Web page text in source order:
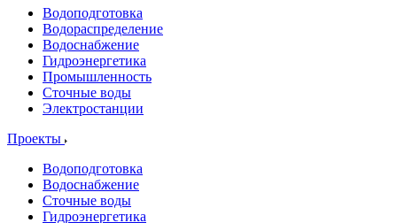
Водоподготовка
Водораспределение
Водоснабжение
Гидроэнергетика
Промышленность
Сточные воды
Электростанции
Проекты
Водоподготовка
Водоснабжение
Сточные воды
Гидроэнергетика